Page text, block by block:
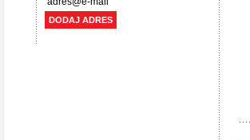
DODAJ ADRES